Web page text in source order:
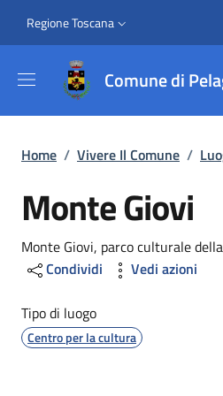
Slim top
Regione Toscana
Comune di
Briciole di pane
Home / Vivere Il Comune /
Monte Giovi
Dettagli
Monte Giovi, parco culturale
Condividi
Vedi azioni
Tipo di luogo
Centro per la cultura